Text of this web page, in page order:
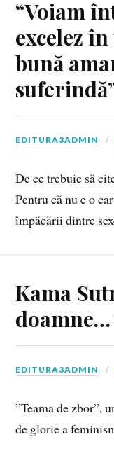
“Voiam
excelez
bună
EDITURA3ADMIN
De ce trebuie să
Pentru că nu e o
împăcării dintre
Kama
EDITURA3ADMIN
”Teama de zbor”,
de glorie a